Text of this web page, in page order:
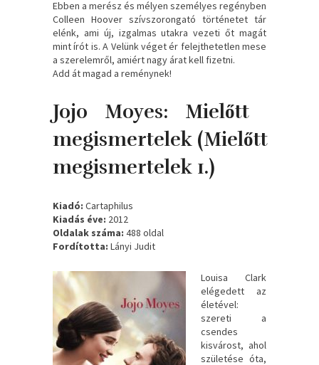
Ebben a merész és mélyen személyes regényben
Colleen Hoover szívszorongató történetet tár
elénk, ami új, izgalmas utakra vezeti őt magát
mint írót is. A Velünk véget ér felejthetetlen mese
a szerelemről, amiért nagy árat kell fizetni.
Add át magad a reménynek!
Jojo Moyes: Mielőtt ​
megismertelek (Mielőtt
megismertelek 1.)
Kiadó: Cartaphilus
Kiadás éve: 2012
Oldalak száma: 488 oldal
Fordította: Lányi Judit
Louisa ​Clark
elégedett az
életével:
szereti a
csendes
kisvárost, ahol
születése óta,